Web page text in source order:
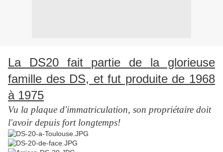
La DS20 fait partie de la glorieuse
famille des DS, et fut produite de 1968
à 1975
Vu la plaque d'immatriculation, son propriétaire doit
l'avoir depuis fort longtemps!